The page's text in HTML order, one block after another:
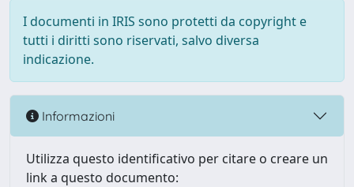
I documenti in IRIS sono protetti da copyright e
tutti i diritti sono riservati, salvo diversa
indicazione.
Informazioni
Utilizza questo identificativo per citare o creare un
link a questo documento: